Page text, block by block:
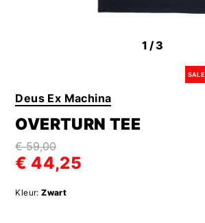
1 /3
SALE
Deus Ex Machina
OVERTURN TEE
€ 59,00
€ 44,25
Kleur: Zwart